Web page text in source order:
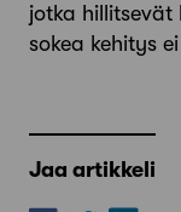
jotka hillitsevät
sokea kehitys
Jaa artikkeli